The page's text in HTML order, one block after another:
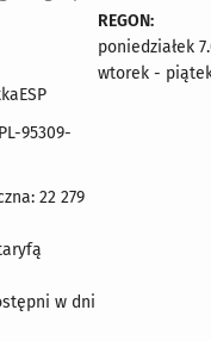
95309-
22 279
w dni
REGON:
poniedziałek
wtorek -